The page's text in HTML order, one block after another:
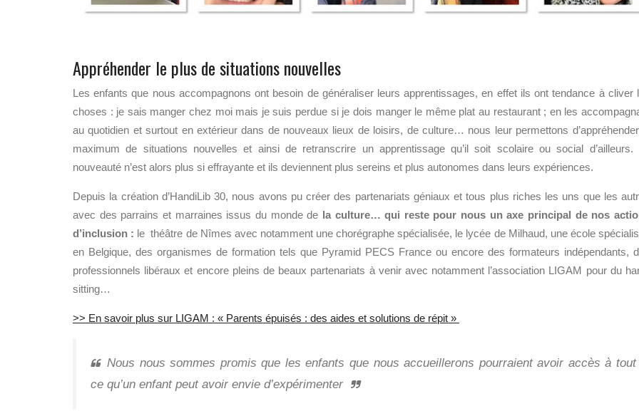
Appréhender le plus de situations nouvelles
Les enfants que nous accompagnons ont besoin de généraliser leurs apprentissages, en effet ils ont tendance à cliver
choses : je sais manger chez moi mais je suis perdue si je dois manger le même plat au restaurant ; en les
au quotidien et surtout en extérieur dans de nouveaux lieux de loisirs, de culture… nous leur permettons
maximum de situations nouvelles et ainsi de retranscrire un apprentissage qu’il soit scolaire ou social d’ailleurs.
nouveauté n’est alors plus si effrayante et ils deviennent plus sereins et plus autonomes dans leurs expériences.
Depuis la création d’HandiLib 30, nous avons pu créer des partenariats géniaux et tous plus riches les uns que les
avec des parrains et marraines issus du monde de la culture… qui reste pour nous un axe principal de nos
d’inclusion : le théâtre de Nîmes avec notamment une chorégraphe spécialisée, le lycée de Milhaud, une école
en Belgique, des organismes de formation tels que Pyramid PECS France ou encore des formateurs indépendants,
professionnels libéraux et encore pleins de beaux partenariats à venir avec notamment l’association LIGAM pour du
sitting…
>> En savoir plus sur LIGAM : « Parents épuisés : des aides et solutions de répit »
Nous nous sommes promisque les enfants que nous accueillerons pourraient avoir accès à tout
ce qu’un enfant peut avoir envie d’expérimenter